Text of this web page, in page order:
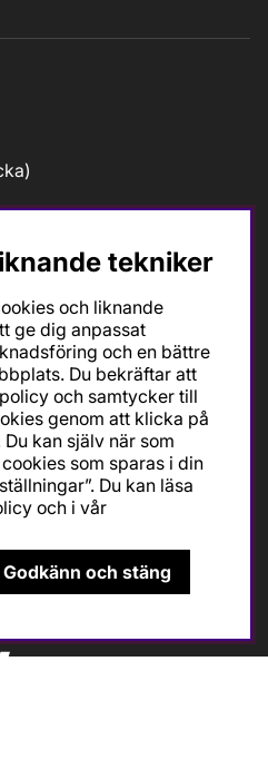
)
tekniker
och liknande
ge dig anpassat
och en bättre
Du bekräftar att
och samtycker till
genom att klicka på
kan själv när som
som sparas i din
Du kan läsa
och i vår
Godkänn och stäng